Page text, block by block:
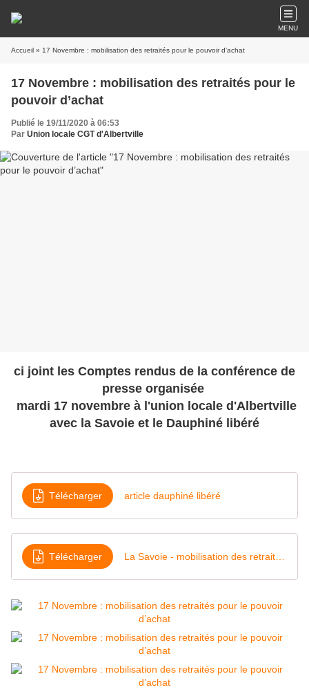
MENU
Accueil » 17 Novembre : mobilisation des retraités pour le pouvoir d’achat
17 Novembre : mobilisation des retraités pour le
pouvoir d’achat
Publié le 19/11/2020 à 06:53
Par Union locale CGT d'Albertville
ci joint les Comptes rendus de la conférence de
presse organisée
mardi 17 novembre à l'union locale d'Albertville
avec la Savoie et le Dauphiné libéré
Télécharger article dauphiné libéré
Télécharger